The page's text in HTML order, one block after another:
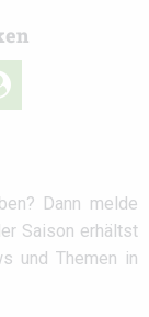
Dann melde
Saison erhältst
und Themen in